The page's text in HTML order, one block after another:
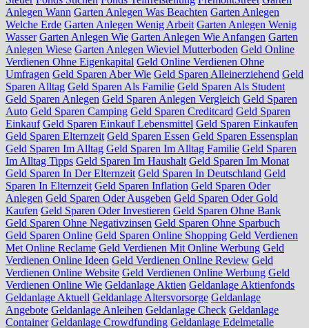
Anlegen Wann Garten Anlegen Was Beachten Garten Anlegen
Welche Erde Garten Anlegen Wenig Arbeit Garten Anlegen Wenig
Wasser Garten Anlegen Wie Garten Anlegen Wie Anfangen Garten
Anlegen Wiese Garten Anlegen Wieviel Mutterboden Geld Online
Verdienen Ohne Eigenkapital Geld Online Verdienen Ohne
Umfragen Geld Sparen Aber Wie Geld Sparen Alleinerziehend Geld
Sparen Alltag Geld Sparen Als Familie Geld Sparen Als Student
Geld Sparen Anlegen Geld Sparen Anlegen Vergleich Geld Sparen
Auto Geld Sparen Camping Geld Sparen Creditcard Geld Sparen
Einkauf Geld Sparen Einkauf Lebensmittel Geld Sparen Einkaufen
Geld Sparen Elternzeit Geld Sparen Essen Geld Sparen Essensplan
Geld Sparen Im Alltag Geld Sparen Im Alltag Familie Geld Sparen
Im Alltag Tipps Geld Sparen Im Haushalt Geld Sparen Im Monat
Geld Sparen In Der Elternzeit Geld Sparen In Deutschland Geld
Sparen In Elternzeit Geld Sparen Inflation Geld Sparen Oder
Anlegen Geld Sparen Oder Ausgeben Geld Sparen Oder Gold
Kaufen Geld Sparen Oder Investieren Geld Sparen Ohne Bank
Geld Sparen Ohne Negativzinsen Geld Sparen Ohne Sparbuch
Geld Sparen Online Geld Sparen Online Shopping Geld Verdienen
Met Online Reclame Geld Verdienen Mit Online Werbung Geld
Verdienen Online Ideen Geld Verdienen Online Review Geld
Verdienen Online Website Geld Verdienen Online Werbung Geld
Verdienen Online Wie Geldanlage Aktien Geldanlage Aktienfonds
Geldanlage Aktuell Geldanlage Altersvorsorge Geldanlage
Angebote Geldanlage Anleihen Geldanlage Check Geldanlage
Container Geldanlage Crowdfunding Geldanlage Edelmetalle